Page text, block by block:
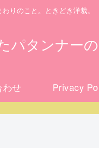
りのこと。ときどき洋裁。
パタンナー
わせ Privacy